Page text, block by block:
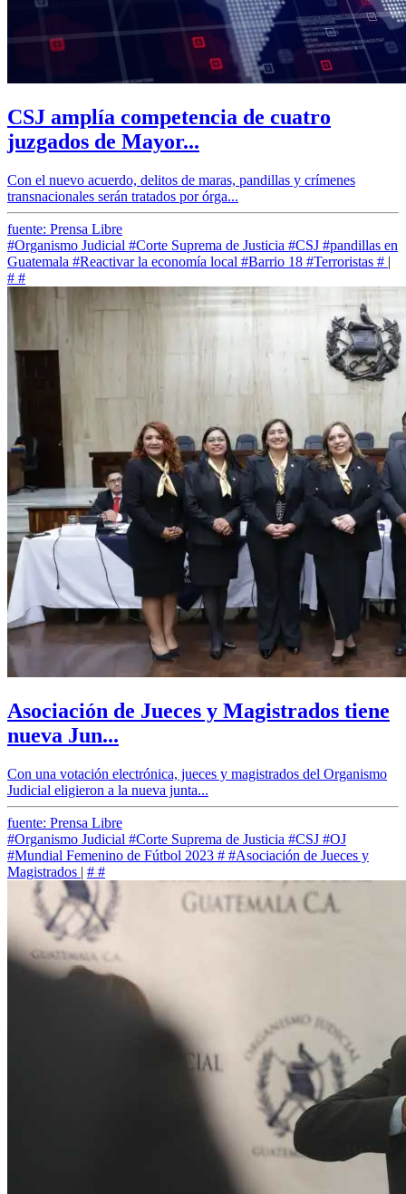
CSJ amplía competencia de cuatro
juzgados de Mayor...
Con el nuevo acuerdo, delitos de maras, pandillas y crímenes
transnacionales serán tratados por órga...
fuente: Prensa Libre
#Organismo Judicial #Corte Suprema de Justicia #CSJ #pandillas en
Guatemala #Reactivar la economía local #Barrio 18 #Terroristas # |
# #
Asociación de Jueces y Magistrados tiene
nueva Jun...
Con una votación electrónica, jueces y magistrados del Organismo
Judicial eligieron a la nueva junta...
fuente: Prensa Libre
#Organismo Judicial #Corte Suprema de Justicia #CSJ #OJ
#Mundial Femenino de Fútbol 2023 # #Asociación de Jueces y
Magistrados | # #